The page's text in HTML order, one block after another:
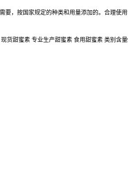
，按国家规定的种类和用量添加的。合理使
货甜蜜素 专业生产甜蜜素 食用甜蜜素 类别含